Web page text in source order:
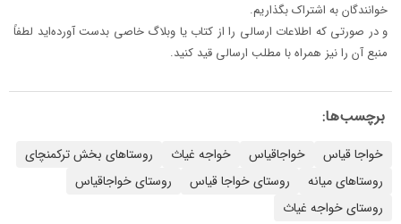
خوانندگان به اشتراک بگذاریم.
و در صورتی که اطلاعات ارسالی را از کتاب یا وبلاگ خاصی بدست آورده‌اید لطفاً
منبع آن را نیز همراه با مطلب ارسالی قید کنید.
برچسب‌ها:
خواجا قیاس خواجاقیاس خواجه غیاث
روستاهای بخش ترکمنچای
روستاهای میانه
روستای خواجا قیاس
روستای خواجاقیاس
روستای خواجه غیاث